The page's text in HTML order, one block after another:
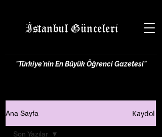
İstanbul Günceleri
"Türkiye'nin En Büyük Öğrenci Gazetesi"
Ana Sayfa Kaydol
Son Yazılar